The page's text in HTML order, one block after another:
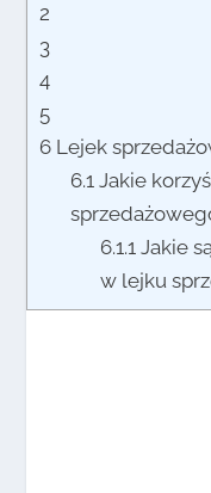
2
3
4
5
6 Lejek
6.1Jakie
6.1.1 Jakie
w lejku